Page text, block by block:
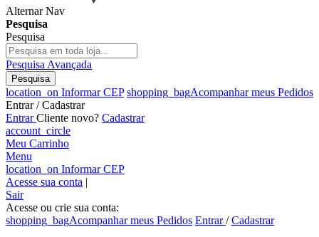
Alternar Nav
Pesquisa
Pesquisa
Pesquisa Avançada
Pesquisa
location_on Informar CEP shopping_bagAcompanhar meus Pedidos
Entrar / Cadastrar
EntrarCliente novo? Cadastrar
account_circle
Meu Carrinho
Menu
location_on Informar CEP
Acesse sua conta |
Sair
Acesse ou crie sua conta:
shopping_bagAcompanhar meus Pedidos Entrar/Cadastrar